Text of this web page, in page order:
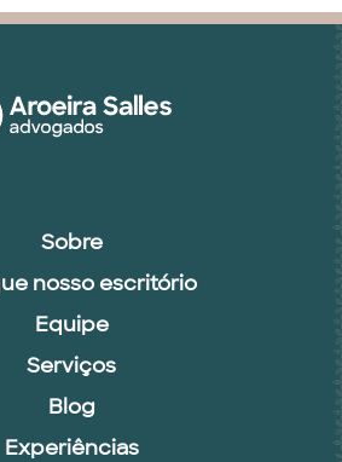
Sobre
nosso escritório
Equipe
Serviços
Blog
Experiências